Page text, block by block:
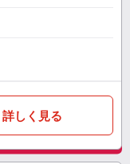
詳しく見る